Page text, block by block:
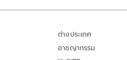
ต่างประเทศ
อาชญากรรม